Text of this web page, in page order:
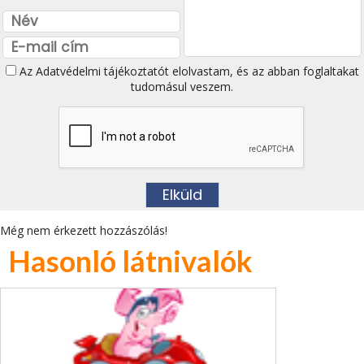
Az Adatvédelmi tájékoztatótelolvastam, és az abban foglaltakat
tudomásul veszem.
Még nem érkezett hozzászólás!
Hasonló látnivalók